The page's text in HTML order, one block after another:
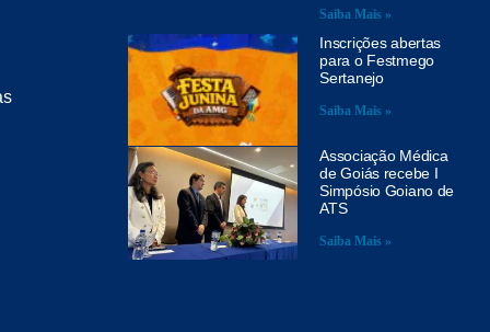
Saiba Mais »
Inscrições abertas
para o Festmego
Sertanejo
Saiba Mais »
Associação Médica
de Goiás recebe I
Simpósio Goiano de
ATS
Saiba Mais »